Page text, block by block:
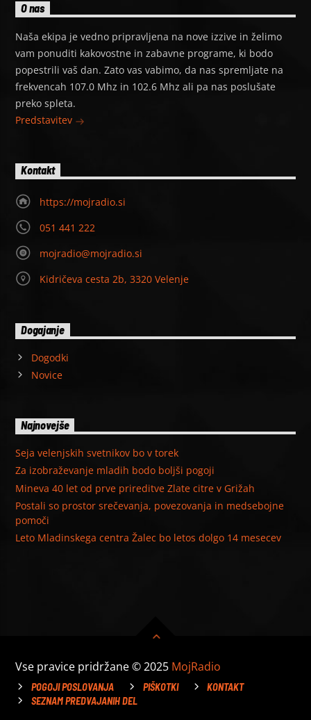
O nas
Naša ekipa je vedno pripravljena na nove izzive in želimo
vam ponuditi kakovostne in zabavne programe, ki bodo
popestrili vaš dan. Zato vas vabimo, da nas spremljate na
frekvencah 107.0 Mhz in 102.6 Mhz ali pa nas poslušate
preko spleta.
Predstavitev
Kontakt
https://mojradio.si
051 441 222
mojradio@mojradio.si
Kidričeva cesta 2b, 3320 Velenje
Dogajanje
Dogodki
Novice
Najnovejše
Seja velenjskih svetnikov bo v torek
Za izobraževanje mladih bodo boljši pogoji
Mineva 40 let od prve prireditve Zlate citre v Grižah
Postali so prostor srečevanja, povezovanja in medsebojne
pomoči
Leto Mladinskega centra Žalec bo letos dolgo 14 mesecev
Vse pravice pridržane © 2025 MojRadio
POGOJI POSLOVANJA PIŠKOTKI
KONTAKT
SEZNAM PREDVAJANIH DEL